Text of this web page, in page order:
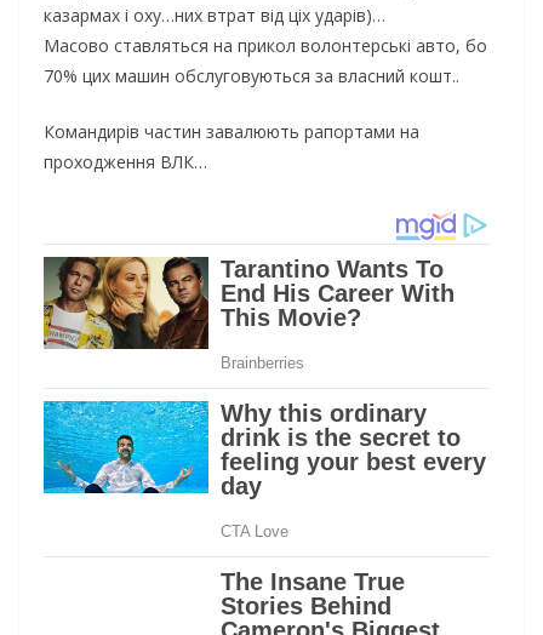
казармах і оху…них втрат від ціх ударів)…
Масово ставляться на прикол волонтерські авто, бо
70% цих машин обслуговуються за власний кошт..
Командирів частин завалюють рапортами на
проходження ВЛК…